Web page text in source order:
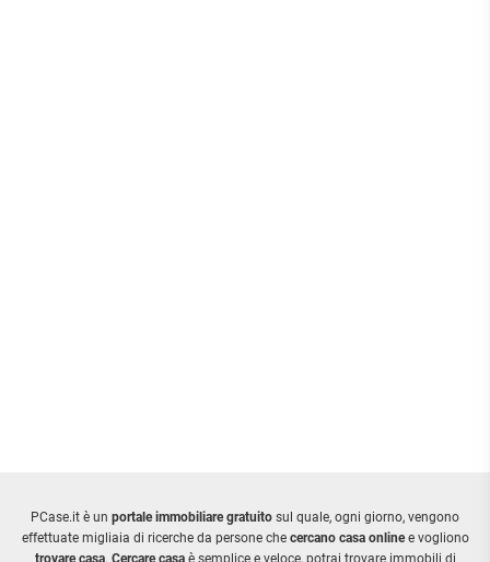
PCase.it è un portale immobiliare gratuito sul quale, ogni giorno, vengono
effettuate migliaia di ricerche da persone che cercano casa onlinee vogliono
trovare casa. Cercare casaè semplice e veloce, potrai trovare immobili di